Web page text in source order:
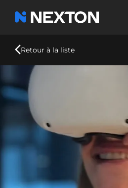
contenu
Retour à la liste